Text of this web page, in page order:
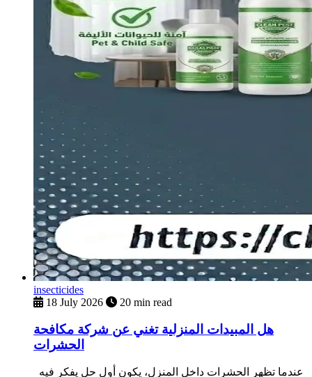
insecticides
18 July 2026
20 min read
هل المبيدات المنزلية تغني عن شركة مكافحة
الحشرات